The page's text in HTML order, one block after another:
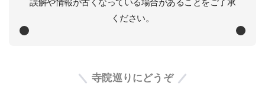
誤解や情報が古くなっている場合があることをご了承
ください。
寺院巡りにどうぞ